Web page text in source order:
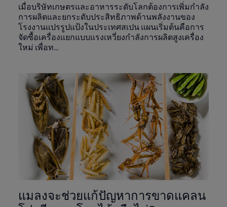
เมื่อบริษัทเกษตรและอาหารระดับโลกต้องการเพิ่มกำลัง
การผลิตและยกระดับประสิทธิภาพด้านพลังงานของ
โรงงานแปรรูปแป้งในประเทศสเปน แผนเริ่มต้นคือการ
จัดซื้อเครื่องแยกแบบแรงเหวี่ยงกำลังการผลิตสูงเครื่อง
ใหม่ เพื่อท...
แมลงจะช่วยแก้ปัญหาการขาดแคลน